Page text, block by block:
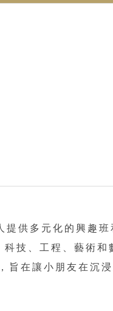
供多元化的興趣
技、工程、藝術
旨在讓小朋友在沉